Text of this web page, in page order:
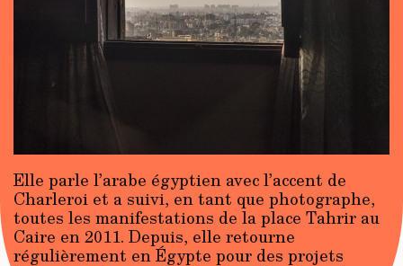
Elle parle l’arabe égyptien avec l’accent de
Charleroi et a suivi, en tant que photographe,
toutes les manifestations de la place Tahrir au
Caire en 2011. Depuis, elle retourne
régulièrement en Égypte pour des projets